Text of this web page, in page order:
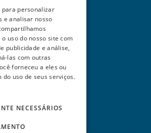
para personalizar
e analisar nosso
uso do nosso site com
publicidade e análise,
las com outras
forneceu a eles ou
uso de seus serviços.
NECESSÁRIOS